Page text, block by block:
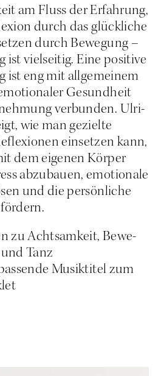
am Fluss der Erfah­rung,
durch das glück­li­che
durch Bewe­gung –
ist viel­sei­tig. Eine posi­ti­ve
ist eng mit all­ge­mei­nem
Gesund­heit
ver­bun­den. Ulri­
wie man geziel­te
ein­set­zen kann,
dem eige­nen Kör­per
abzu­bau­en, emo­tio­na­le
und die per­sön­li­che
zu Acht­sam­keit, Bewe­
Tanz
Musik­ti­tel zum